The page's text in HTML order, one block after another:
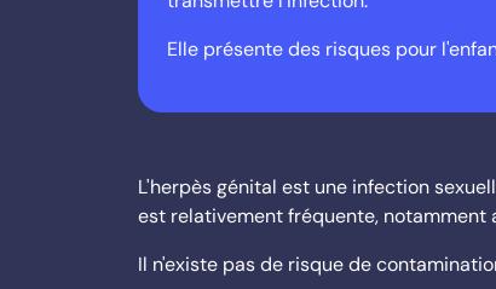
Elle présente des risques pour
L'herpès génital est une infection
est relativement fréquente, notamment
Il n'existe pas de risque de